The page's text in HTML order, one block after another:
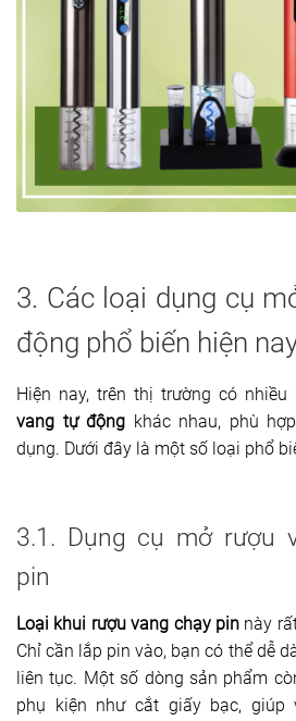
3. Các loại dụng cụ
động phổ biến hiện
Hiện nay, trên thị trường có nhiều
vang tự động khác nhau, phù
dụng. Dưới đây là một số loại phổ
3.1. Dụng cụ mở rượu
pin
Loại khui rượu vang chạy pinnày
Chỉ cần lắp pin vào, bạn có thể dễ
liên tục. Một số dòng sản phẩm
phụ kiện như cắt giấy bạc, giúp